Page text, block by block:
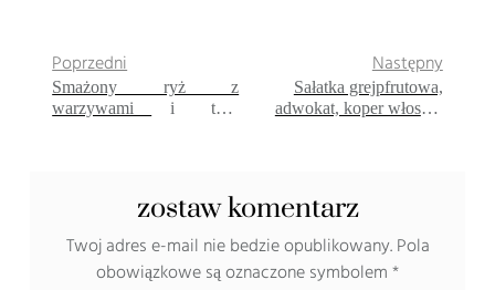
Poprzedni
Smażony ryż z
warzywami i tofu
Następny
Sałatka grejpfrutowa,
adwokat, koper włoski i
zostaw komentarz
Twoj adres e-mail nie bedzie opublikowany. Pola
obowiązkowe są oznaczone symbolem*